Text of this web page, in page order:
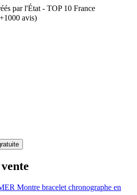
par l'État - TOP 10 France
avis)